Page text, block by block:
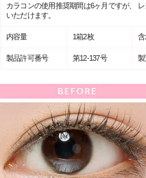
カラコンの使用推奨期間は6ヶ月ですが、
いただけます。
内容量 1箱2枚 含
製品許可番号 第12-137号 製